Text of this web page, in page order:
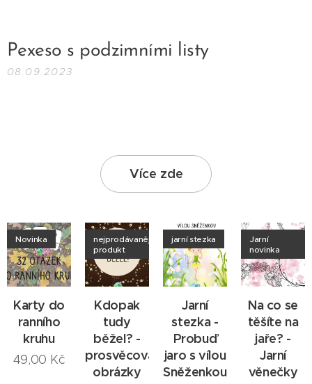
Pexeso s podzimními listy
08.09.2023
Více zde
Karty do
ranního
kruhu
Novinka
49,00 Kč
Kdopak
tudy
běžel? -
prosvěcovací
obrázky
nejprodávanější
produkt
Jarní
stezka -
Probuď
jaro s vílou
Sněženkou!
jarní stezka
Na co se
těšíte na
jaře? -
Jarní
věnečky
Jarní
novinka